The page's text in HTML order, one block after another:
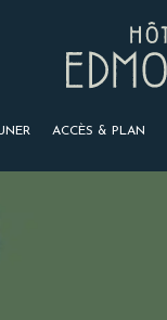
ACCÈS & PLAN